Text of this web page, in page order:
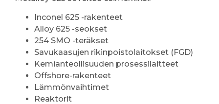
Inconel 625 -rakenteet
Alloy 625 -seokset
254 SMO -teräkset
Savukaasujen rikinpoistolaitokset (FGD)
Kemianteollisuuden prosessilaitteet
Offshore-rakenteet
Lämmönvaihtimet
Reaktorit